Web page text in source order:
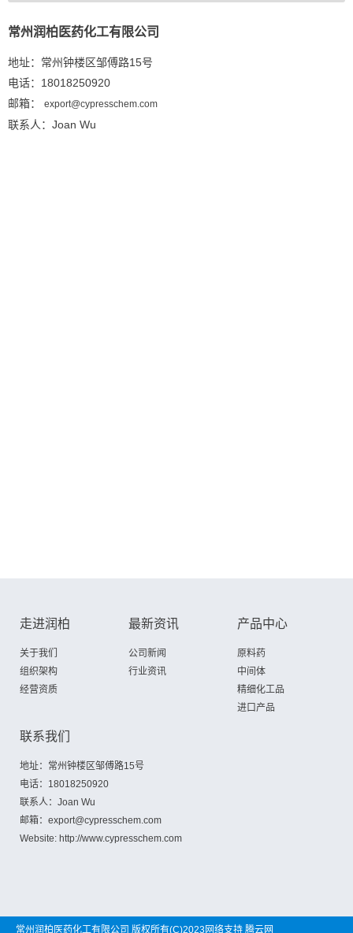
常州润柏医药化工有限公司
地址：常州钟楼区邹傅路15号
电话：18018250920
邮箱： export@cypresschem.com
联系人：Joan Wu
走进润柏
关于我们
组织架构
经营资质
最新资讯
公司新闻
行业资讯
产品中心
原料药
中间体
精细化工品
进口产品
联系我们
地址：常州钟楼区邹傅路15号
电话：18018250920
联系人：Joan Wu
邮箱：export@cypresschem.com
Website: http://www.cypresschem.com
常州润柏医药化工有限公司 版权所有(C)2023网络支持 腾云网